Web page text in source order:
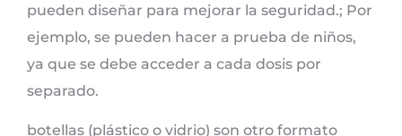
pueden diseñar para mejorar la seguridad.; Por
ejemplo, se pueden hacer a prueba de niños,
ya que se debe acceder a cada dosis por
separado.
botellas (plástico o vidrio) son otro formato